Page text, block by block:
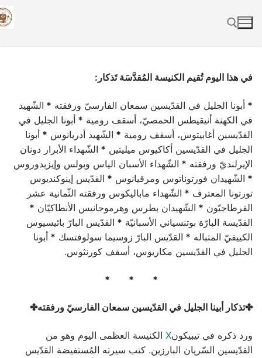
Skip
to
Search for:
في هذا اليوم تُقيم الكنيسة المُقدَّسَة تَذكار:
* أبونا الجليل في القدّيسين سمعان الفارسيّ ورفقته * الشّهيد
في الكهنة أنيقيطس الحمصيّ، أسقف رومية * أبونا الجليل في
القدّيسين أغابيتوس، أسقف رومية * الشّهيد أدريانوس * أبونا
الجليل في القدّيسين أكاكيوس ميليتين * الشّهداء الأبرار دونان
الإيرلنديّ ورفقته * الشّهداء الأسبان الياس وبولس وإيزيدوروس
* الشّهيدان فورتوناتوس ومرقيانوس * القدّيس إينوكنديوس
تورتونا المعترف * الشّهداء ماباليكوس ورفقته الثّمانية عشر
القرطاجيّون * الشّهيدان بطرس وهرموجانيس الأنطاكيّان *
القدّيسة البارّة بوتنسياني الأسبانيّة * القدّيس البارّ بائيسيوس
الكييفيّ المتباله * القدّيس البارّ زوسيما سولوفتسك * أبونا
الجليل في القدّيسين مكاريوس، أسقف كورنثوس.
* * *
✤تذكار أبينا الجليل في القدّيسين سمعان الفارسيّ ورفقته✤
ورد ذكره في تيبيكونX الكنيسة العظمى اليوم وهو من
القدّيسين السّريان البارزين. كتب سيرته المُستفيضة القدّيس